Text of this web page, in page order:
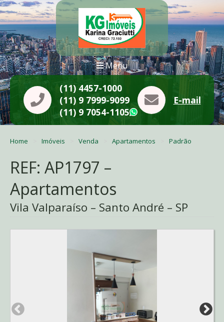
Menu
(11) 4457-1000
(11) 9 7999-9099
(11) 9 7054-1105
WhatsApp
E-mail
Home Imóveis Venda Apartamentos Padrão
REF: AP1797 –
Apartamentos
Vila Valparaíso – Santo André – SP